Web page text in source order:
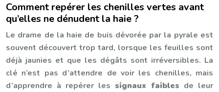
Comment repérer les chenilles vertes avant
qu’elles ne dénudent la haie ?
Le drame de la haie de buis dévorée par la pyrale est
souvent découvert trop tard, lorsque les feuilles sont
déjà jaunies et que les dégâts sont irréversibles. La
clé n’est pas d’attendre de voir les chenilles, mais
d’apprendre à repérer les signaux faibles de leur